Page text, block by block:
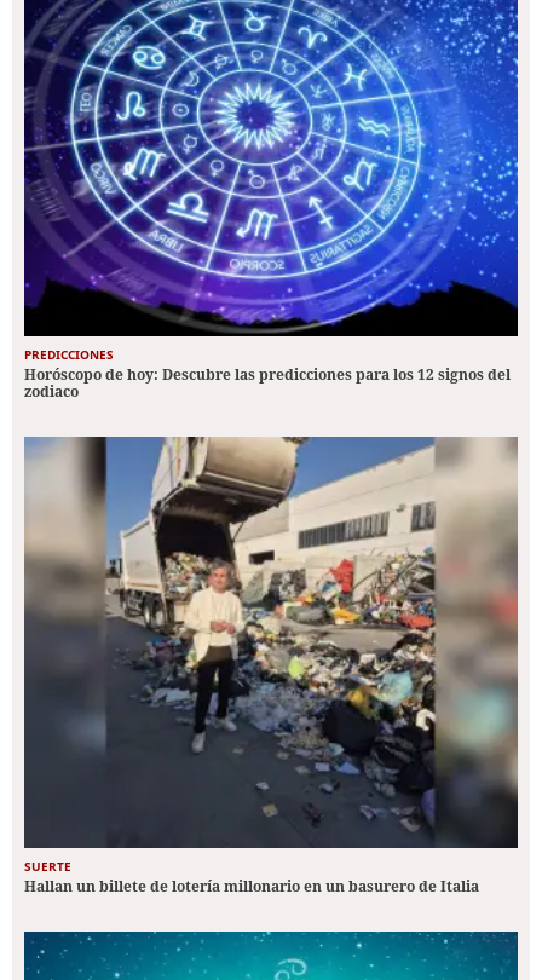
PREDICCIONES
Horóscopo de hoy: Descubre las predicciones para los 12 signos del
zodiaco
SUERTE
Hallan un billete de lotería millonario en un basurero de Italia